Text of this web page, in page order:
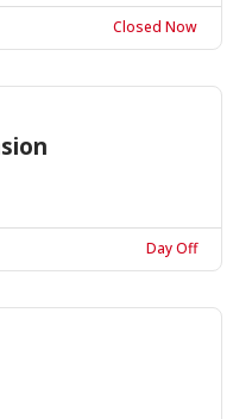
Closed Now
Day Off